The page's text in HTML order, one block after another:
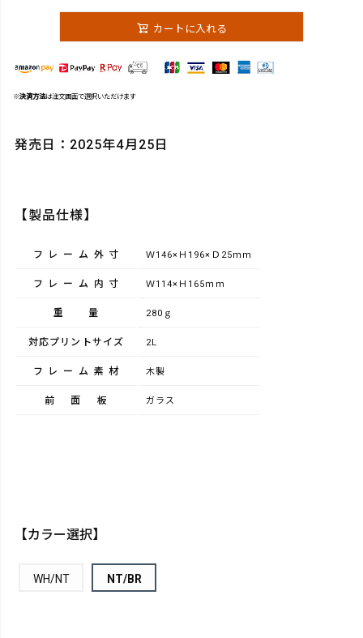
カートに入れる
※決済方法は注文画面で選択いただけます
発売日：2025年4月25日
【製品仕様】
フレーム外寸 Ｗ146×Ｈ196×Ｄ25ｍｍ
フレーム内寸 Ｗ114×Ｈ165ｍｍ
重量 280ｇ
対応プリントサイズ 2L
フレーム素材 木製
前面板 ガラス
【カラー選択】
WH/NT NT/BR